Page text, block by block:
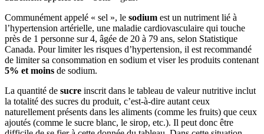
Communément appelé « sel », le sodium est un nutriment lié à
l’hypertension artérielle, une maladie cardiovasculaire qui touche
près de 1 personne sur 4, âgée de 20 à 79 ans, selon Statistique
Canada. Pour limiter les risques d’hypertension, il est recommandé
de limiter sa consommation en sodium et viser les produits contenant
5% et moins de sodium.
La quantité de sucre inscrit dans le tableau de valeur nutritive inclut
la totalité des sucres du produit, c’est-à-dire autant ceux
naturellement présents dans les aliments (comme les fruits) que ceux
ajoutés (comme le sucre blanc, le sirop, etc.). Il peut donc être